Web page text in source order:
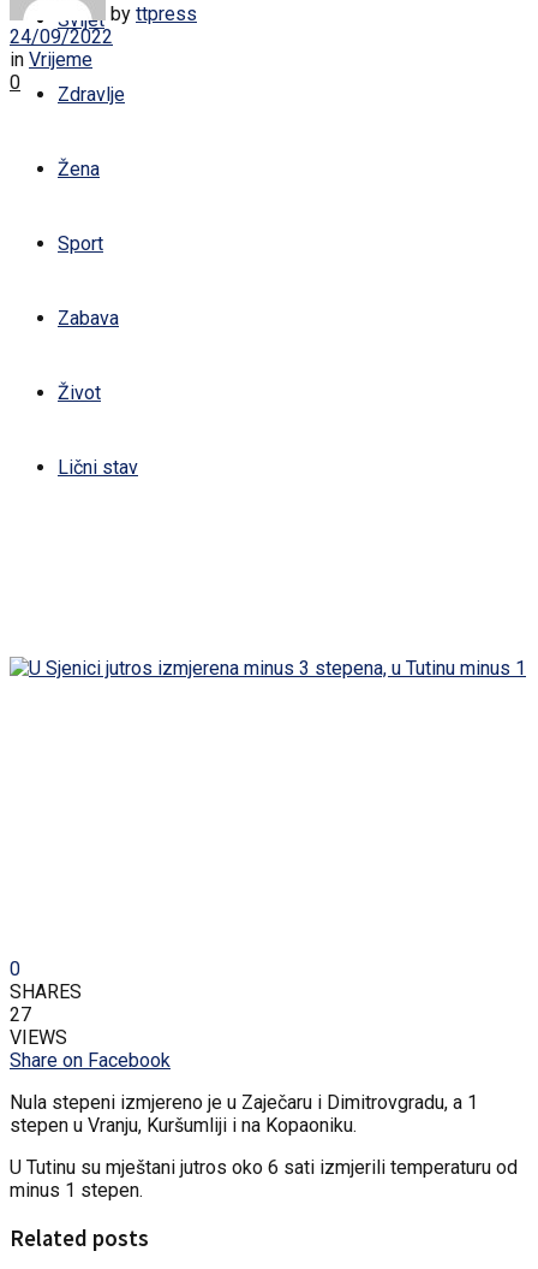
Svijet
Zdravlje
Žena
Sport
Zabava
Život
Lični stav
by ttpress
24/09/2022
in Vrijeme
0
0
SHARES
27
VIEWS
Share on Facebook
Nula stepeni izmjereno je u Zaječaru i Dimitrovgradu, a 1
stepen u Vranju, Kuršumliji i na Kopaoniku.
U Tutinu su mještani jutros oko 6 sati izmjerili temperaturu od
minus 1 stepen.
Related posts